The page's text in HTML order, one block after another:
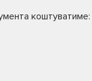
коштуватиме: